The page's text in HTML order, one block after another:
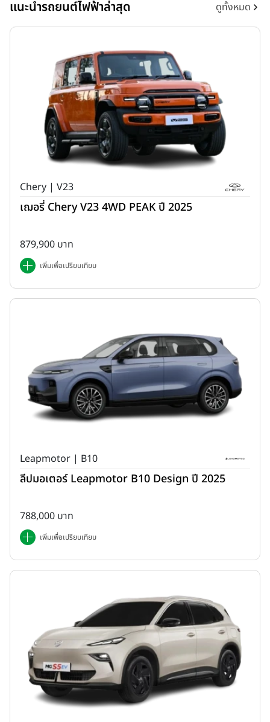
แนะนำรถยนต์ไฟฟ้าล่าสุด ดูทั้งหมด
Chery | V23
เฌอรี่ Chery V23 4WD PEAK ปี 2025
879,900 บาท
เพิ่มเพื่อเปรียบเทียบ
Leapmotor | B10
ลีปมอเตอร์ Leapmotor B10 Design ปี 2025
788,000 บาท
เพิ่มเพื่อเปรียบเทียบ